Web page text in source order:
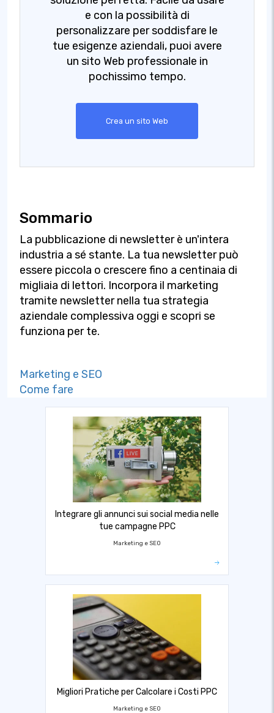
e con la possibilità di
personalizzare per soddisfare le
tue esigenze aziendali, puoi avere
un sito Web professionale in
pochissimo tempo.
Crea un sito Web
Sommario
La pubblicazione di newsletter è un'intera
industria a sé stante. La tua newsletter può
essere piccola o crescere fino a centinaia di
migliaia di lettori. Incorpora il marketing
tramite newsletter nella tua strategia
aziendale complessiva oggi e scopri se
funziona per te.
Marketing e SEO
Come fare
Integrare gli annunci sui social media nelle
tue campagne PPC
Marketing e SEO
Migliori Pratiche per Calcolare i Costi PPC
Marketing e SEO